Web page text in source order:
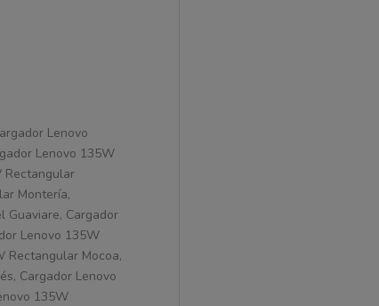
Lenovo
Lenovo 135W
Rectangular
Montería,
Guaviare, Cargador
Lenovo 135W
Rectangular Mocoa,
Cargador Lenovo
135W